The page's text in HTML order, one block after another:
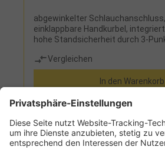
abgewinkelter
einklappbare Handkurbel,
hohe Standsicherheit durch 3-
el, Classic-Wasserschlauch (1/2")
Hahnstück, Adapter,
Vergleichen
In den Warenkorb